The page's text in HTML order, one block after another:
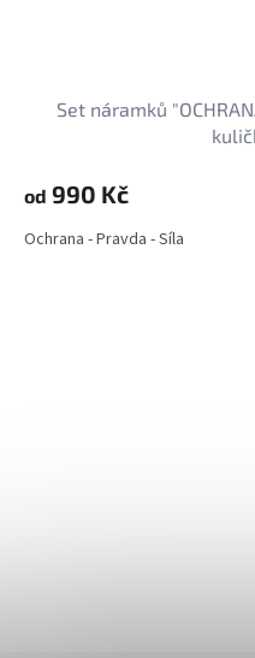
Set náramků
od 990 Kč
Ochrana - Pravda - Síla